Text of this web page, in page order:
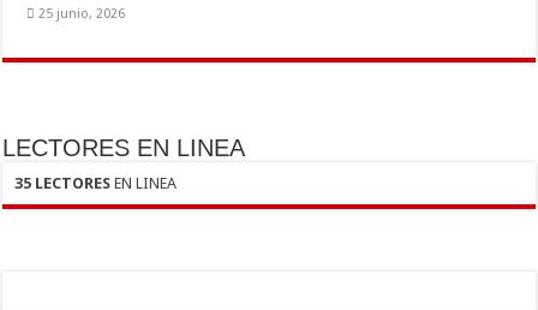
25 junio, 2026
LECTORES EN LINEA
35 LECTORES EN LINEA